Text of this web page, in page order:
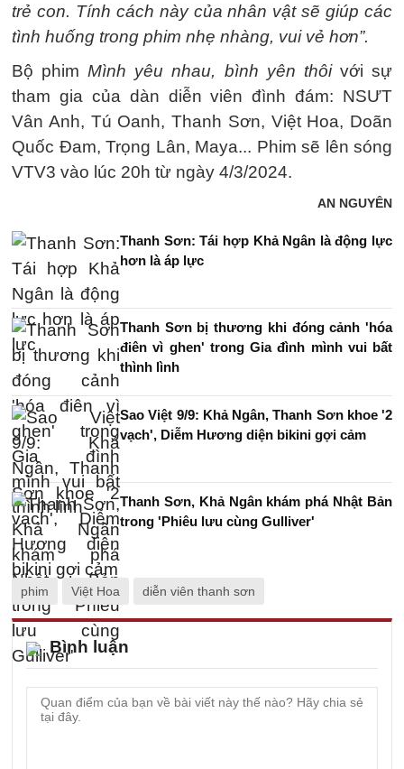
trẻ con. Tính cách này của nhân vật sẽ giúp các
tình huống trong phim nhẹ nhàng, vui vẻ hơn”.
Bộ phim Mình yêu nhau, bình yên thôivới sự
tham gia của dàn diễn viên đình đám: NSƯT
Vân Anh, Tú Oanh, Thanh Sơn, Việt Hoa, Doãn
Quốc Đam, Trọng Lân, Maya... Phim sẽ lên sóng
VTV3 vào lúc 20h từ ngày 4/3/2024.
AN NGUYÊN
Thanh Sơn: Tái hợp Khả Ngân là động lực
hơn là áp lực
Thanh Sơn bị thương khi đóng cảnh 'hóa
điên vì ghen' trong Gia đình mình vui bất
thình lình
Sao Việt 9/9: Khả Ngân, Thanh Sơn khoe '2
vạch', Diễm Hương diện bikini gợi cảm
Thanh Sơn, Khả Ngân khám phá Nhật Bản
trong 'Phiêu lưu cùng Gulliver'
phim Việt Hoa diễn viên thanh sơn
Bình luận